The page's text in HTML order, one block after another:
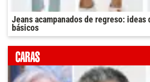
Jeans acampanados de regreso: ideas
básicos